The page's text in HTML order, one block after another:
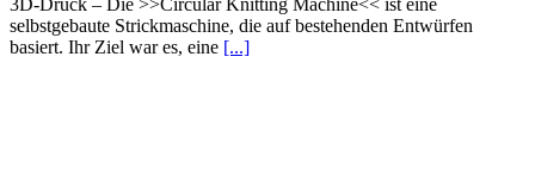
3D-Druck – Die >>Circular Knitting Machine<< ist eine
selbstgebaute Strickmaschine, die auf bestehenden Entwürfen
basiert. Ihr Ziel war es, eine [...]